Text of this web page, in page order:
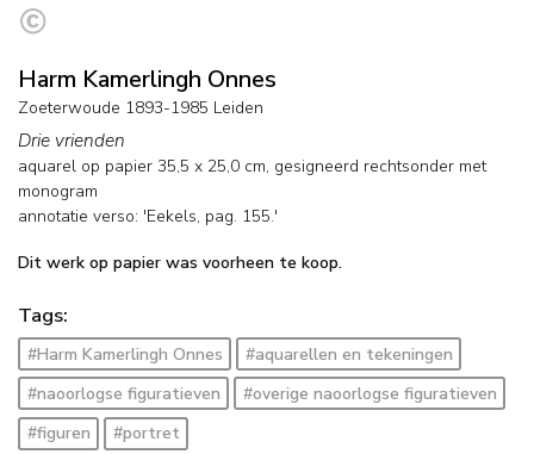
Harm Kamerlingh Onnes
Zoeterwoude 1893-1985 Leiden
Drie vrienden
aquarel op papier 35,5 x 25,0 cm, gesigneerd rechtsonder met
monogram
annotatie verso: 'Eekels, pag. 155.'
Dit werk op papier was voorheen te koop.
Tags:
#Harm Kamerlingh Onnes
#aquarellen en tekeningen
#naoorlogse figuratieven
#overige naoorlogse figuratieven
#figuren
#portret